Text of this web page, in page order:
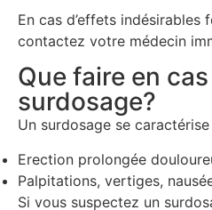
En cas d’effets indésirables
contactez votre médecin
Que faire en
surdosage?
Un surdosage se
Erection prolongée
Palpitations, vertiges,
Si vous suspectez un